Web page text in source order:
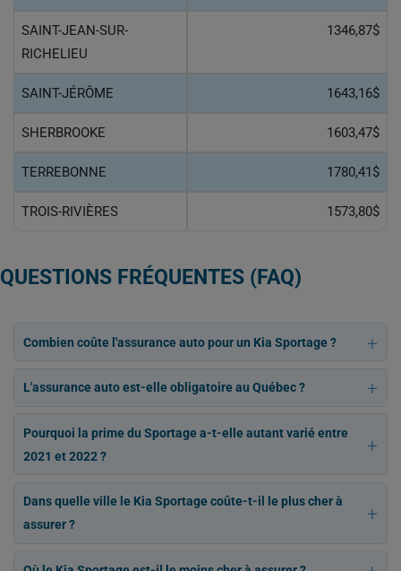
SAINT-JEAN-SUR-
RICHELIEU
1346,87$
SAINT-JÉRÔME 1643,16$
SHERBROOKE 1603,47$
TERREBONNE 1780,41$
TROIS-RIVIÈRES 1573,80$
QUESTIONS FRÉQUENTES (FAQ)
Combien coûte l'assurance auto pour un Kia Sportage ?
L'assurance auto est-elle obligatoire au Québec ?
Pourquoi la prime du Sportage a-t-elle autant varié entre
2021 et 2022 ?
Dans quelle ville le Kia Sportage coûte-t-il le plus cher à
assurer ?